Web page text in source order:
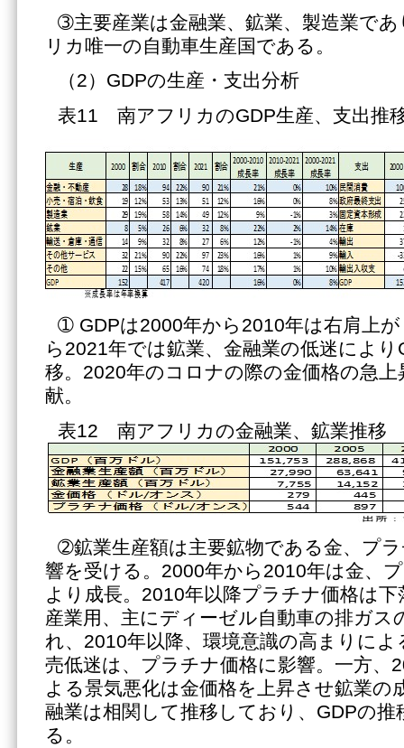
➂主要産業は金融業、鉱業、製造業で
リカ唯一の自動車生産国である。
（2）GDPの生産・支出分析
表11 南アフリカのGDP生産、支出推
➀ GDPは2000年から2010年は右肩上
ら2021年では鉱業、金融業の低迷によ
移。2020年のコロナの際の金価格の急
献。
表12 南アフリカの金融業、鉱業推移
➁鉱業生産額は主要鉱物である金、プ
響を受ける。2000年から2010年は金、
より成長。2010年以降プラチナ価格は
産業用、主にディーゼル自動車の排ガス
れ、2010年以降、環境意識の高まりに
売低迷は、プラチナ価格に影響。一方、
よる景気悪化は金価格を上昇させ鉱業の
融業は相関して推移しており、GDPの
る。